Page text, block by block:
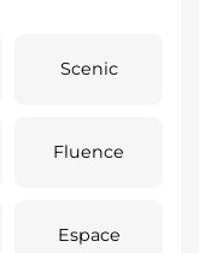
Scenic
Fluence
Espace